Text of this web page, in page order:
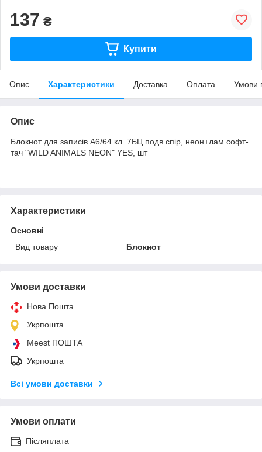
137 ₴
Купити
Опис Характеристики Доставка Оплата Умови
Опис
Блокнот для записів А6/64 кл. 7БЦ подв.спір, неон+лам.софт-
тач "WILD ANIMALS NEON" YES, шт
Характеристики
Основні
Вид товару
Блокнот
Умови доставки
Нова Пошта
Укрпошта
Meest ПОШТА
Укрпошта
Всі умови доставки
Умови оплати
Післяплата